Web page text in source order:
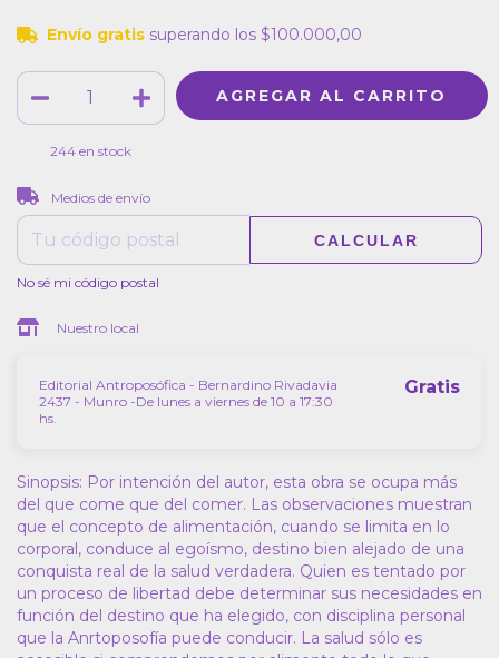
Envío gratis superando los $100.000,00
244en stock
Entregas para el CP:
Medios de envío
CALCULAR
No sé mi código postal
Nuestro local
Editorial Antroposófica - Bernardino Rivadavia
2437 - Munro -De lunes a viernes de 10 a 17:30
hs.
Gratis
Sinopsis: Por intención del autor, esta obra se ocupa más
del que come que del comer. Las observaciones muestran
que el concepto de alimentación, cuando se limita en lo
corporal, conduce al egoísmo, destino bien alejado de una
conquista real de la salud verdadera. Quien es tentado por
un proceso de libertad debe determinar sus necesidades en
función del destino que ha elegido, con disciplina personal
que la Anrtoposofía puede conducir. La salud sólo es